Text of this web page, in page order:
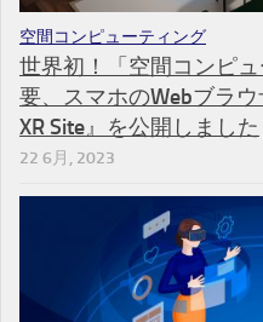
空間コンピューティング
世界初！「空間コンピ
要、スマホのWebブラ
XR Site』を公開しました
22 6月, 2023